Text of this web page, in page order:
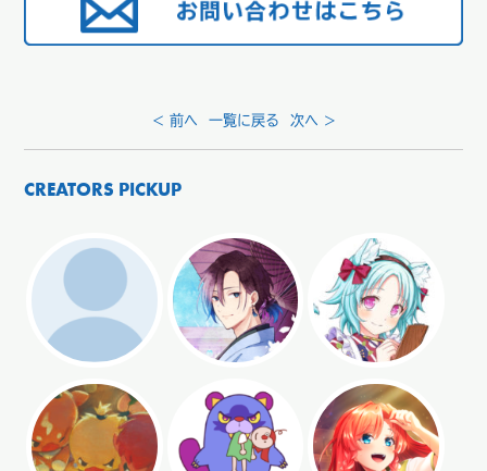
< 前へ 一覧に戻る 次へ >
CREATORS PICKUP